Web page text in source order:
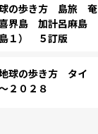
の歩き方 島旅 奄
界島 加計呂麻島
島１） ５訂版
球の歩き方 タイ
２０２８